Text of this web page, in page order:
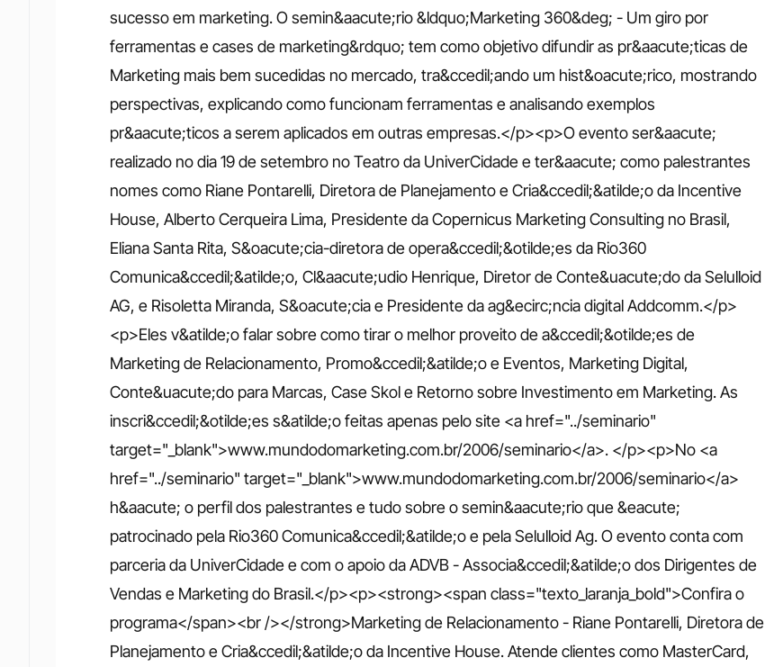
sucesso em marketing. O semin&aacute;rio &ldquo;Marketing 360&deg; - Um giro por
ferramentas e cases de marketing&rdquo; tem como objetivo difundir as pr&aacute;ticas de
Marketing mais bem sucedidas no mercado, tra&ccedil;ando um hist&oacute;rico, mostrando
perspectivas, explicando como funcionam ferramentas e analisando exemplos
pr&aacute;ticos a serem aplicados em outras empresas.</p><p>O evento ser&aacute;
realizado no dia 19 de setembro no Teatro da UniverCidade e ter&aacute; como palestrantes
nomes como Riane Pontarelli, Diretora de Planejamento e Cria&ccedil;&atilde;o da Incentive
House, Alberto Cerqueira Lima, Presidente da Copernicus Marketing Consulting no Brasil,
Eliana Santa Rita, S&oacute;cia-diretora de opera&ccedil;&otilde;es da Rio360
Comunica&ccedil;&atilde;o, Cl&aacute;udio Henrique, Diretor de Conte&uacute;do da Selulloid
AG, e Risoletta Miranda, S&oacute;cia e Presidente da ag&ecirc;ncia digital Addcomm.</p>
<p>Eles v&atilde;o falar sobre como tirar o melhor proveito de a&ccedil;&otilde;es de
Marketing de Relacionamento, Promo&ccedil;&atilde;o e Eventos, Marketing Digital,
Conte&uacute;do para Marcas, Case Skol e Retorno sobre Investimento em Marketing. As
inscri&ccedil;&otilde;es s&atilde;o feitas apenas pelo site <a href="../seminario"
target="_blank">www.mundodomarketing.com.br/2006/seminario</a>. </p><p>No <a
href="../seminario" target="_blank">www.mundodomarketing.com.br/2006/seminario</a>
h&aacute; o perfil dos palestrantes e tudo sobre o semin&aacute;rio que &eacute;
patrocinado pela Rio360 Comunica&ccedil;&atilde;o e pela Selulloid Ag. O evento conta com
parceria da UniverCidade e com o apoio da ADVB - Associa&ccedil;&atilde;o dos Dirigentes de
Vendas e Marketing do Brasil.</p><p><strong><span class="texto_laranja_bold">Confira o
programa</span><br /></strong>Marketing de Relacionamento - Riane Pontarelli, Diretora de
Planejamento e Cria&ccedil;&atilde;o da Incentive House. Atende clientes como MasterCard,